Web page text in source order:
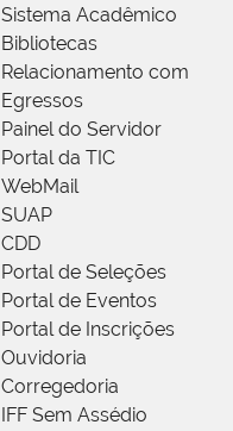
Sistema Acadêmico
Bibliotecas
Relacionamento com
Egressos
Painel do Servidor
Portal da TIC
WebMail
SUAP
CDD
Portal de Seleções
Portal de Eventos
Portal de Inscrições
Ouvidoria
Corregedoria
IFF Sem Assédio